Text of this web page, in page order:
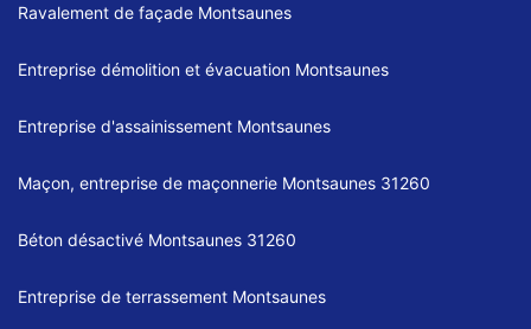
Ravalement de façade Montsaunes
Entreprise démolition et évacuation Montsaunes
Entreprise d'assainissement Montsaunes
Maçon, entreprise de maçonnerie Montsaunes 31260
Béton désactivé Montsaunes 31260
Entreprise de terrassement Montsaunes